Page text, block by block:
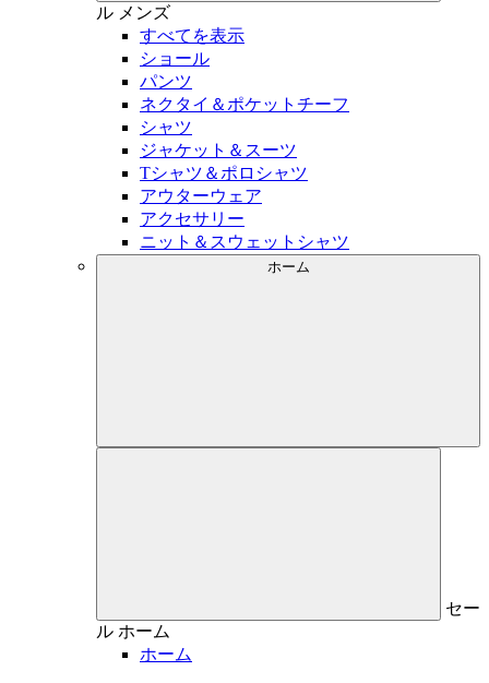
ル メンズ
すべてを表示
ショール
パンツ
ネクタイ＆ポケットチーフ
シャツ
ジャケット＆スーツ
Tシャツ＆ポロシャツ
アウターウェア
アクセサリー
ニット＆スウェットシャツ
ホーム
セー
ル ホーム
ホーム